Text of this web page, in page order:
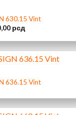
630.15 Vint
рсдRaspon
cena:
od
1.540,00 рсд
do
1.850,00 рсд
636.15 Vint